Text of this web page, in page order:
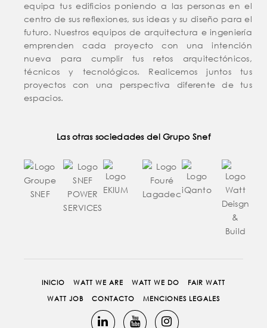
equipa tus edificios poniendo a las personas en el
centro de sus reflexiones, sus ideas y su diseño para el
futuro. Nuestros equipos de arquitectura e ingeniería
emprenden cada proyecto con una intención
nueva para cumplir tus retos arquitectónicos,
técnicos y tecnológicos. Realicemos juntos tus
proyectos con una perspectiva diferente de tus
espacios.
Las otras sociedades del Grupo Snef
INICIO WATT WE ARE WATT WE DO
FAIR WATT
WATT JOB
CONTACTO MENCIONES LEGALES